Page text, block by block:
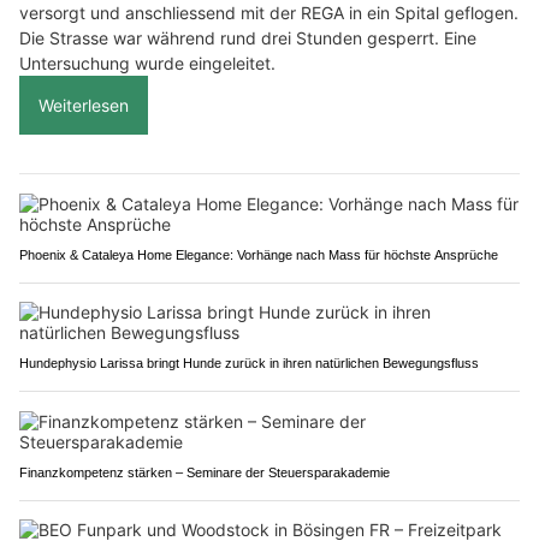
versorgt und anschliessend mit der REGA in ein Spital geflogen.
Die Strasse war während rund drei Stunden gesperrt. Eine
Untersuchung wurde eingeleitet.
Weiterlesen
Phoenix & Cataleya Home Elegance: Vorhänge nach Mass für höchste Ansprüche
Hundephysio Larissa bringt Hunde zurück in ihren natürlichen Bewegungsfluss
Finanzkompetenz stärken – Seminare der Steuersparakademie